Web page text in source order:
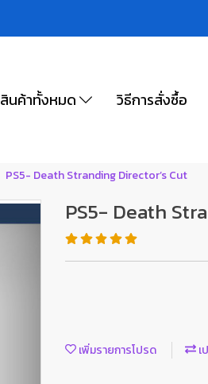
สินค้าทั้งหมด วิธีการสั่งซื้อ
PS5- Death Stranding Director’s Cut
PS5- Death
เพิ่มรายการโปรด เ